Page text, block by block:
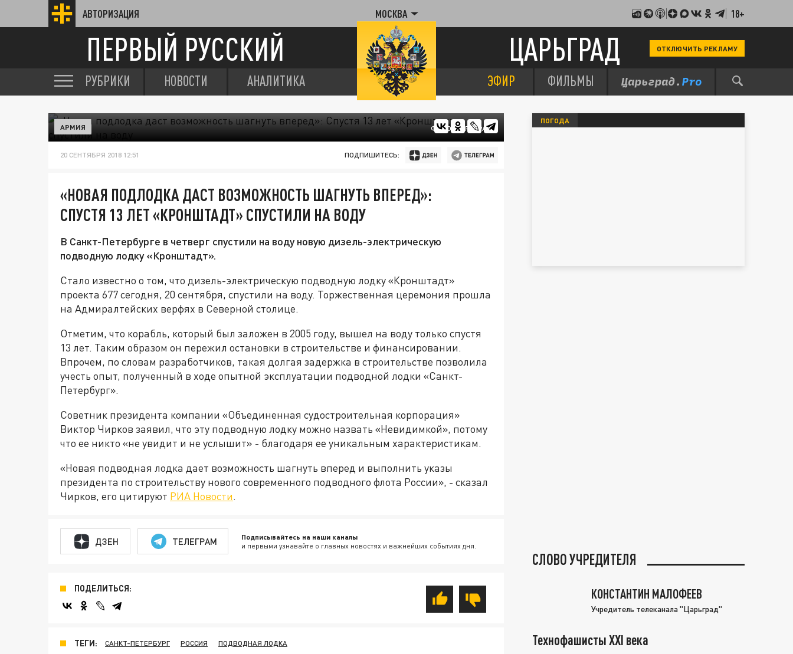
АВТОРИЗАЦИЯ МОСКВА 18+
ПЕРВЫЙ РУССКИЙ ЦАРЬГРАД ОТКЛЮЧИТЬ РЕКЛАМУ
РУБРИКИ НОВОСТИ АНАЛИТИКА ЭФИР ФИЛЬМЫ
ФОТО: ЦАРЬГРАД
АРМИЯ
20 СЕНТЯБРЯ 2018 12:51 ПОДПИШИТЕСЬ:
«НОВАЯ ПОДЛОДКА ДАСТ ВОЗМОЖНОСТЬ ШАГНУТЬ ВПЕРЕД»:
СПУСТЯ 13 ЛЕТ «КРОНШТАДТ» СПУСТИЛИ НА ВОДУ
В Санкт-Петербурге в четверг спустили на воду новую дизель-электрическую
подводную лодку «Кронштадт».
Стало известно о том, что дизель-электрическую подводную лодку«Кронштадт»
проекта 677сегодня, 20 сентября, спустили на воду. Торжественная церемония прошла
на Адмиралтейских верфях в Северной столице.
Отметим, что корабль, который был заложен в 2005 году, вышел на воду только спустя
13 лет. Таким образом он пережил остановки в строительстве и финансировании.
Впрочем, по словам разработчиков, такая долгая задержка в строительстве позволила
учесть опыт, полученный в ходе опытной эксплуатации подводной лодки «Санкт-
Петербург».
Советник президента компании «Объединенная судостроительная корпорация»
Виктор Чирков заявил, что эту подводную лодку можно назвать «Невидимкой», потому
что ее никто «не увидит и не услышит» - благодаря ее уникальным характеристикам.
«Новая подводная лодка дает возможность шагнуть вперед и выполнить указы
президента по строительству нового современного подводного флота России», - сказал
Чирков, его цитируют РИА Новости.
ДЗЕН ТЕЛЕГРАМ Подписывайтесь на наши каналы
и первыми узнавайте о главных новостях и важнейших событиях дня.
ПОДЕЛИТЬСЯ:
ТЕГИ: САНКТ-ПЕТЕРБУРГ РОССИЯ ПОДВОДНАЯ ЛОДКА
ПОГОДА
СЛОВО УЧРЕДИТЕЛЯ
КОНСТАНТИН МАЛОФЕЕВ
Учредитель телеканала "Царьград"
Технофашисты XXI века